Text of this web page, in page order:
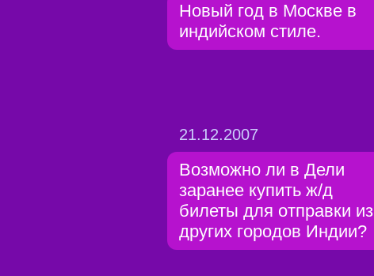
Новый год в Москве в
индийском стиле.
21.12.2007
Возможно ли в Дели
заранее купить ж/д
билеты для отправки из
других городов Индии?